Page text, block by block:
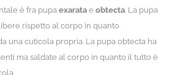
è fra pupa exaratae obtecta. La pupa
rispetto al corpo in quanto
una cuticola propria. La pupa obtecta ha
ma saldate al corpo in quanto il tutto è